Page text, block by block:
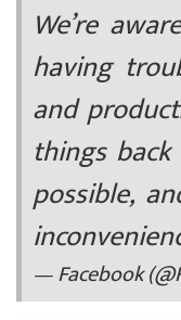
We’re
having
and
things
possible,
— Facebook